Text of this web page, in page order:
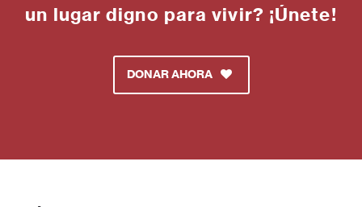
un lugar digno para vivir? ¡Únete!
DONAR AHORA